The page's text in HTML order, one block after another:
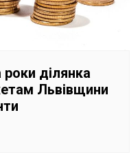
ділянка
Львівщини